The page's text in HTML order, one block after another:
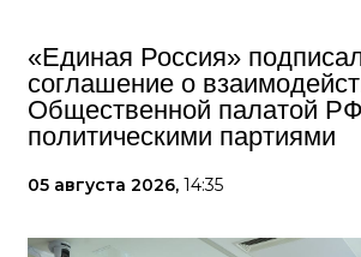
«Единая Россия»
соглашение о
Общественной палатой
политическими партиями
05 августа 2026, 14:35